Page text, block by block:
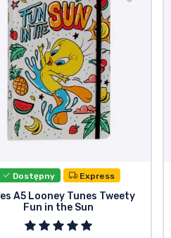
Dostępny Express
A5 Looney Tunes Tweety
Fun in the Sun